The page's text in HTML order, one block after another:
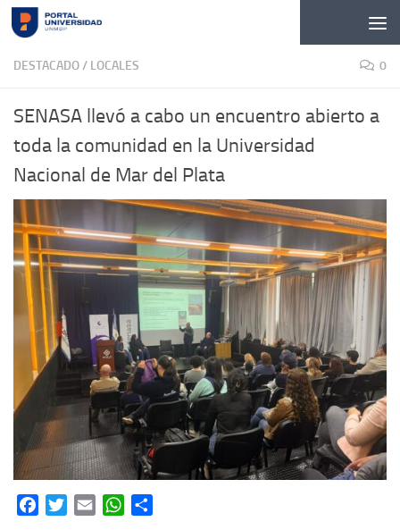
Skip to content
DESTACADO/ LOCALES 0
SENASA llevó a cabo un encuentro abierto a
toda la comunidad en la Universidad
Nacional de Mar del Plata
FacebookTwitterEmail WhatsApp